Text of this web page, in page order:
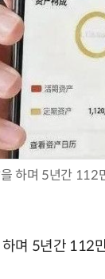
하며 5년간
며 5년간 112